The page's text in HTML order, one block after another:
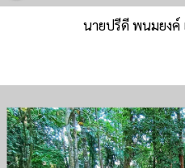
นายปรีดี พนมยง